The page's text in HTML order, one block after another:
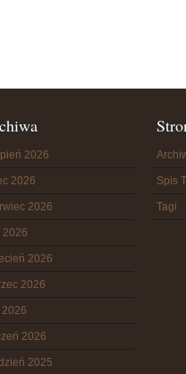
2026
2026
2026
2026
2026
2026
2026
2026
2025
Spis
Tagi